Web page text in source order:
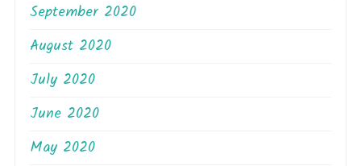
September 2020
August 2020
July 2020
June 2020
May 2020